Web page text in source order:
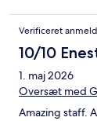
Verificeret
10/10
1. maj 2026
Oversæt med
Amazing staff.